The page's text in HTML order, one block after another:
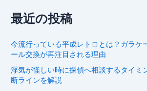
最近の投稿
今流行っている平成レトロとは？ガラケ
ール交換が再注目される理由
浮気が怪しい時に探偵へ相談するタイミ
断ラインを解説